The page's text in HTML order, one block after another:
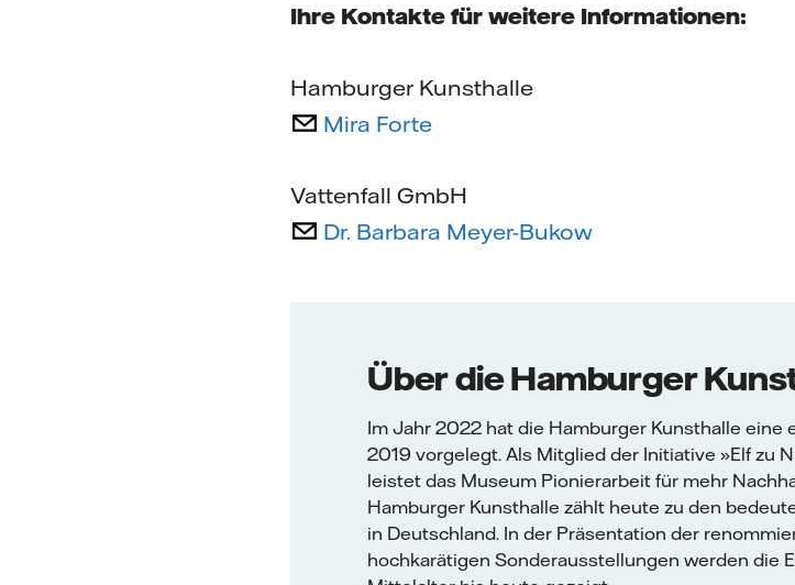
Ihre Kontakte für weitere Informationen:
Hamburger Kunsthalle
Mira Forte
Vattenfall GmbH
Dr. Barbara Meyer-Bukow
Über die Hamburger
Im Jahr 2022 hat die Hamburger Kunsthalle eine
2019 vorgelegt. Als Mitglied der Initiative »Elf zu
leistet das Museum Pionierarbeit für mehr
Hamburger Kunsthalle zählt heute zu den
in Deutschland. In der Präsentation der
hochkarätigen Sonderausstellungen werden die